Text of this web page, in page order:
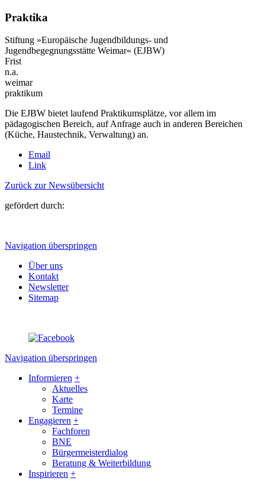
Praktika
Stiftung »Europäische Jugendbildungs- und
Jugendbegegnungsstätte Weimar« (EJBW)
Frist
n.a.
weimar
praktikum
Die EJBW bietet laufend Praktikumsplätze, vor allem im
pädagogischen Bereich, auf Anfrage auch in anderen Bereichen
(Küche, Haustechnik, Verwaltung) an.
Email
Link
Zurück zur Newsübersicht
gefördert durch:
Navigation überspringen
Über uns
Kontakt
Newsletter
Sitemap
Navigation überspringen
Informieren +
Aktuelles
Karte
Termine
Engagieren +
Fachforen
BNE
Bürgermeisterdialog
Beratung & Weiterbildung
Inspirieren +